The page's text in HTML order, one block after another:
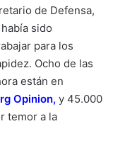
de Defensa,
sido
para los
Ocho de las
están en
Opinion, y 45.000
temor a la